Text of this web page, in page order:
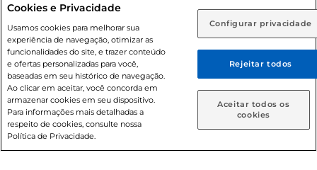
Rio de Janeiro (RJ) Goiás (GO)
Ou
Caso queira comprar online, informe como deseja receber
suas compras:
Entrega em casa Retire em Loja
prévio. O valor mínimo para as compras on-line é de R$
80,00.
© 2026 Copyright. Todos os direitos
reservados Prezunic.
Cookies e Privacidade
Usamos cookies para melhorar sua
experiência de navegação, otimizar as
funcionalidades do site, e trazer conteúdo
e ofertas personalizadas para você,
baseadas em seu histórico de navegação.
Ao clicar em aceitar, você concorda em
armazenar cookies em seu dispositivo.
Para informações mais detalhadas a
respeito de cookies, consulte nossa
Política de Privacidade.
Configurar privacidade
Rejeitar todos
Aceitar todos os
cookies